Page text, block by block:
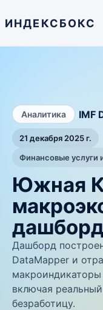
ИНДЕКСБОКС
Аналитика IMF
21 декабря 2025 г.
Финансовые услуги
Южная
Дашборд
DataMapper и
включая
безработицу.